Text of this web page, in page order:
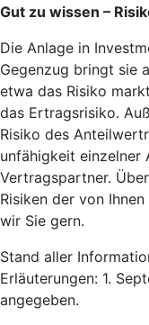
Gut zu wissen –
Die Anlage in
Gegenzug bringt sie
etwa das Risiko
das Ertragsrisiko.
Risiko des
unfähigkeit einzelner
Vertragspartner.
Risiken der von
wir Sie gern.
Stand aller
Erläuterungen: 1.
angegeben.